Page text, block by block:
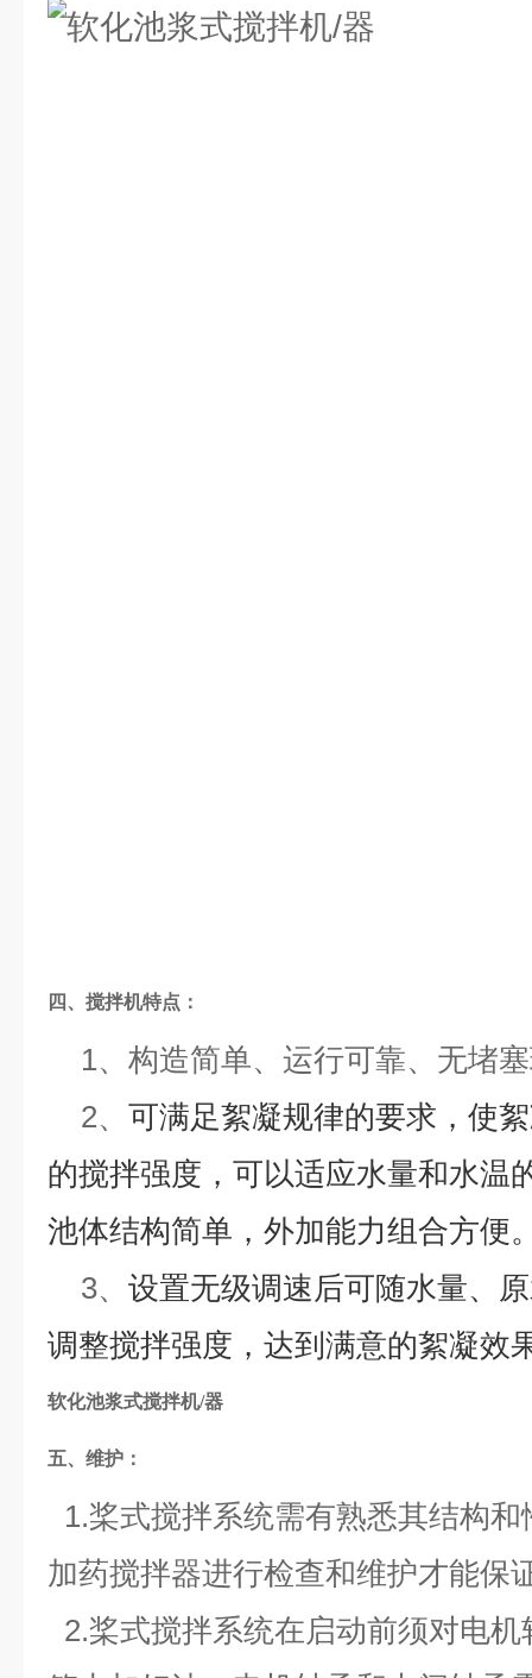
四、搅拌机特点：
1、 构造简单、运行可靠、无堵
2、 可满足絮凝规律的要求，使
的搅拌强度，可以适应水量和水温
池体结构简单，外加能力组合方便
3、 设置无级调速后可随水量、
调整搅拌强度，达到满意的絮凝效
软化池浆式搅拌机/器
五、维护：
1.桨式搅拌系统需有熟悉其结构
加药搅拌器进行检查和维护才能
2.桨式搅拌系统在启动前须对电